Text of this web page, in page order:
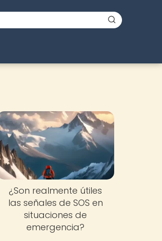
¿Son realmente útiles
las señales de SOS en
situaciones de
emergencia?